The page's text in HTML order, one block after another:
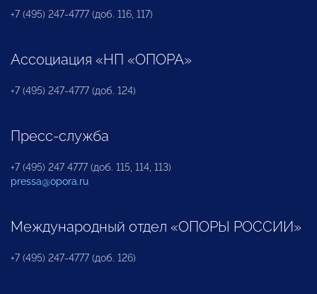
+7 (495) 247-4777 (доб. 116, 117)
Ассоциация «НП «ОПОРА»
+7 (495) 247-4777 (доб. 124)
Пресс-служба
+7 (495) 247 4777 (доб. 115, 114, 113)
pressa@opora.ru
Международный отдел «ОПОРЫ РОССИИ»
+7 (495) 247-4777 (доб. 126)